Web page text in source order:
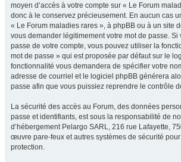
moyen d’accès à votre compte sur « Le Forum
donc à le conservez précieusement. En aucun cas
« Le Forum maladies rares », à phpBB ou à un site
vous demander légitimement votre mot de passe. Si
passe de votre compte, vous pouvez utiliser la
mot de passe » qui est proposée par défaut sur le
fonctionnalité vous demandera de spécifier votre
adresse de courriel et le logiciel phpBB générera
passe afin que vous puissiez reprendre le contrôle
La sécurité des accès au Forum, des données
passe et identifiants, est sous la responsabilité de
d’hébergement Pelargo SARL, 216 rue Lafayette,
œuvre pare-feux et autres systèmes de sécurité
protection.